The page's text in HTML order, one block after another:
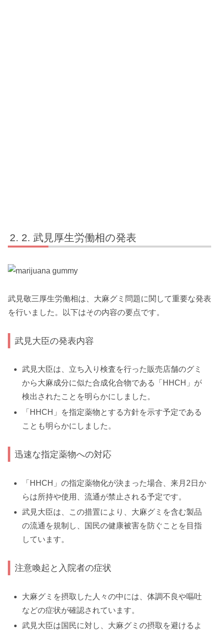
2. 武見厚生労働相の発表
武見敬三厚生労働相は、大麻グミ問題に関して重要な発表
を行いました。以下はその内容の要点です。
武見大臣の発表内容
武見大臣は、立ち入り検査を行った販売店舗のグミ
から大麻成分に似た合成化合物である「HHCH」が
検出されたことを明らかにしました。
「HHCH」を指定薬物とする方針を示す予定である
ことも明らかにしました。
迅速な指定薬物への対応
「HHCH」の指定薬物化が決まった場合、来月2日か
らは所持や使用、流通が禁止される予定です。
武見大臣は、この措置により、大麻グミを含む製品
の流通を規制し、国民の健康被害を防ぐことを目指
しています。
注意喚起と入院者の症状
大麻グミを摂取した人々の中には、体調不良や嘔吐
などの症状が確認されています。
武見大臣は国民に対し、大麻グミの摂取を避けるよ